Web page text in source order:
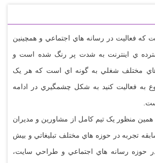
که فعاليت در رسانه هاي اجتماعي و همچينين
ي اينترنت به شدت پر رنگ شده است و
مختلف شغلي به گونه اي است که هر يک
به فعاليت کنيد به شکل چشمگيري در ادامه
منظور يک تيم کامل از مشاورين و مديران
45 سال سابقه تجربه در حوزه هاي مختلف تبليغاتي و بيش
حوزه رسانه هاي اجتماعي و طراحي سايت،